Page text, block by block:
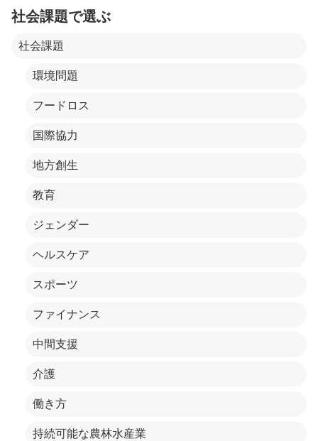
社会課題で選ぶ
社会課題
環境問題
フードロス
国際協力
地方創生
教育
ジェンダー
ヘルスケア
スポーツ
ファイナンス
中間支援
介護
働き方
持続可能な農林水産業